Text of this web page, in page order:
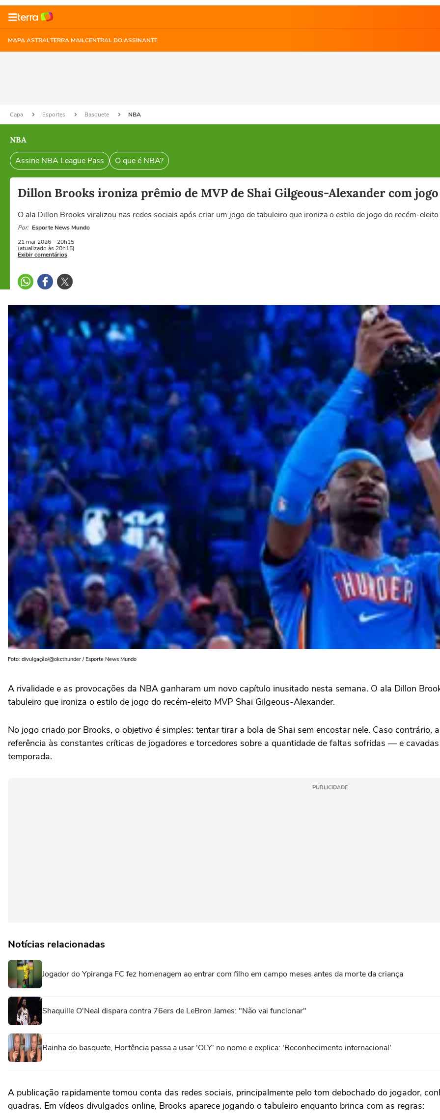
MAPA ASTRALTERRA MAILCENTRAL DO ASSINANTE
Capa Esportes Basquete NBA
NBA
Assine NBA League Pass O que é NBA?
Dillon Brooks ironiza prêmio de MVP de Shai Gilgeous-Alexander com
O ala Dillon Brooks viralizou nas redes sociais após criar um jogo de tabuleiro que ironiza o estilo de jogo do recém-
Por: Esporte News Mundo
21 mai 2026 - 20h15
(atualizado às 20h15)
Exibir comentários
Foto: divulgação/@okcthunder / Esporte News Mundo
A rivalidade e as provocações da NBA ganharam um novo capítulo inusitado nesta semana. O ala Dillon
tabuleiro que ironiza o estilo de jogo do recém-eleito MVP Shai Gilgeous-Alexander.
No jogo criado por Brooks, o objetivo é simples: tentar tirar a bola de Shai sem encostar nele. Caso
referência às constantes críticas de jogadores e torcedores sobre a quantidade de faltas sofridas — e
temporada.
PUBLICIDADE
Notícias relacionadas
Jogador do Ypiranga FC fez homenagem ao entrar com filho em campo meses antes da morte da criança
Shaquille O'Neal dispara contra 76ers de LeBron James: "Não vai funcionar"
Rainha do basquete, Hortência passa a usar 'OLY' no nome e explica: 'Reconhecimento internacional'
A publicação rapidamente tomou conta das redes sociais, principalmente pelo tom debochado do jogador,
quadras. Em vídeos divulgados online, Brooks aparece jogando o tabuleiro enquanto brinca com as regras: